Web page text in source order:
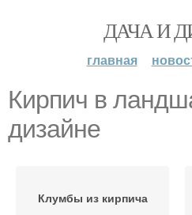
ДАЧА И
главная
Кирпич в
дизайне
Клумбы из кирпича